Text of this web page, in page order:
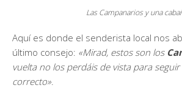
Las Campanarios y una
Aquí es donde el senderista local nos
último consejo: «Mirad, estos son los
vuelta no los perdáis de vista para
correcto»